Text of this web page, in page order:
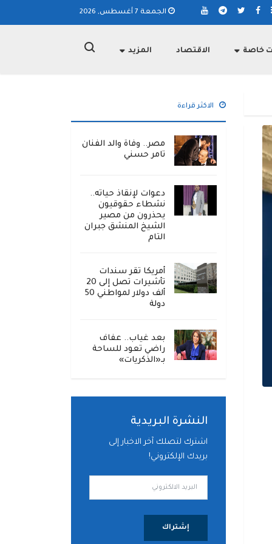
الجمعة 7 أغسطس, 2026
خاصة الاقتصاد المزيد
الاكثر قراءة
مصر.. وفاة والد الفنان
تامر حسني
دعوات لإنقاذ حياته..
نشطاء حقوقيون
يحذرون من مصير
الشيخ المنشق جبران
التام
أمريكا تقر سندات
تأشيرات تصل إلى 20
ألف دولار لمواطني 50
دولة
بعد غياب.. عفاف
راضي تعود للساحة
بـ«الذكريات»
النشرة البريدية
اشترك لتصلك آخر الاخبار إلى
بريدك الإلكتروني!
إشتراك